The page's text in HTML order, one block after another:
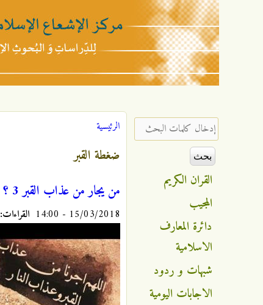
الإشعاع
الإسلامي أنت هنا
الرئيسية
ضغطة القبر
من يجار من عذاب القبر 3 ؟ (فيديو)
15/03/2018 - 14:00 القراءات:
‏إدخال كلمات البحث ‏
القران الكريم
المجيب
دائرة المعارف
الاسلامية
شبهات و ردود
الاجابات اليومية